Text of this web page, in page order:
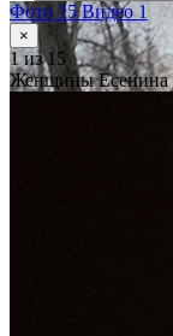
Фото 15Видео 1
×
1из 15
Женщины Есенина